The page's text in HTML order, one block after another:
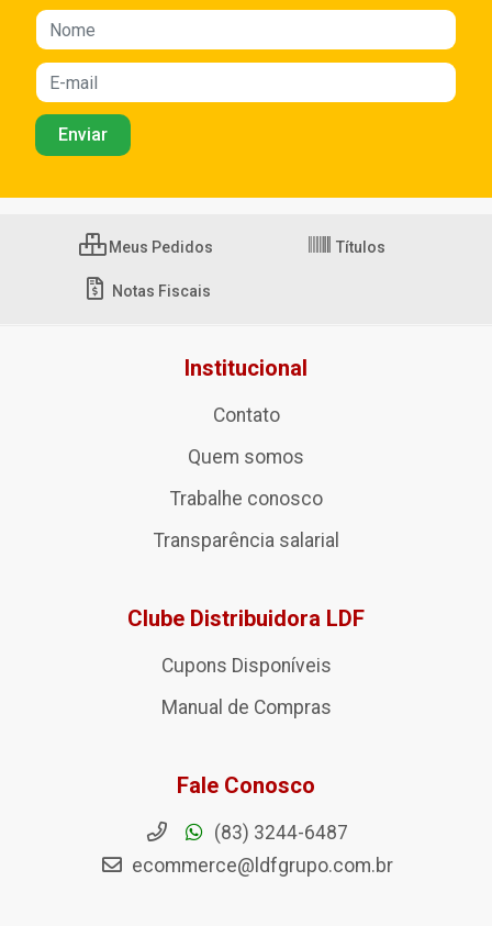
Meus Pedidos Títulos
Notas Fiscais
Institucional
Contato
Quem somos
Trabalhe conosco
Transparência salarial
Clube Distribuidora LDF
Cupons Disponíveis
Manual de Compras
Fale Conosco
(83) 3244-6487
ecommerce@ldfgrupo.com.br